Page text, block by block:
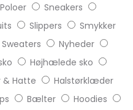
Poloer
Sneakers
Slippers
Smykker
Sweaters
Nyheder
Højhælede sko
& Hatte
Halstørklæder
Bælter
Hoodies